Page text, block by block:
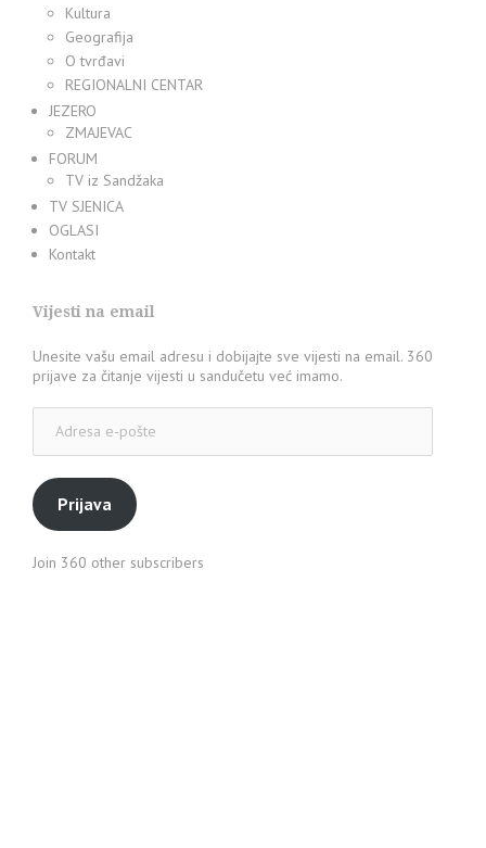
Kultura
Geografija
O tvrđavi
REGIONALNI CENTAR
JEZERO
ZMAJEVAC
FORUM
TV iz Sandžaka
TV SJENICA
OGLASI
Kontakt
Vijesti na email
Unesite vašu email adresu i dobijajte sve vijesti na email. 360
prijave za čitanje vijesti u sandučetu već imamo.
pošte
Prijava
Join 360 other subscribers